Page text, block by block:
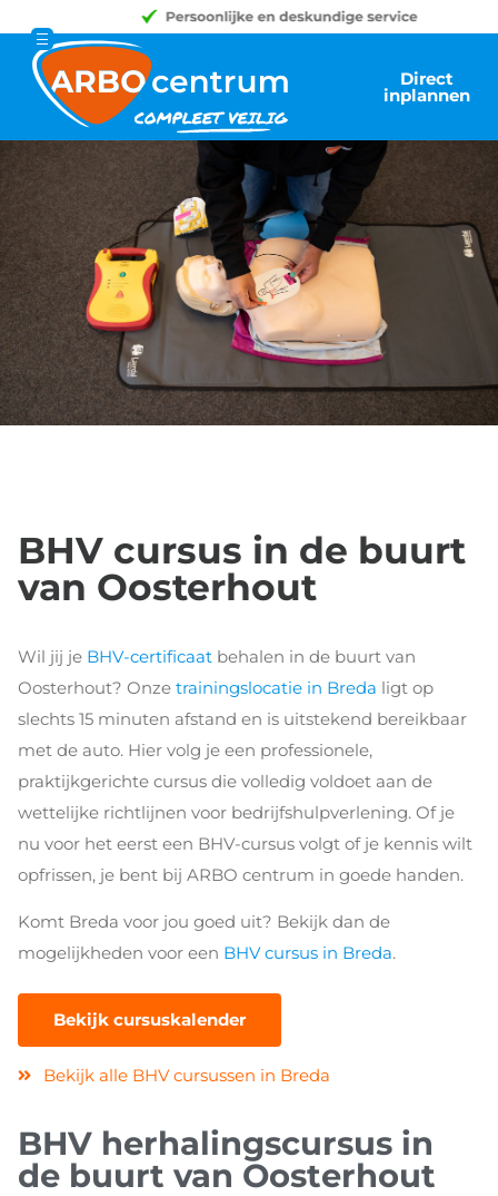
Direct
inplannen
BHV cursus in de buurt
van Oosterhout
Wil jij je BHV-certificaat behalen in de buurt van
Oosterhout? Onze trainingslocatie in Breda ligt op
slechts 15 minuten afstand en is uitstekend bereikbaar
met de auto. Hier volg je een professionele,
praktijkgerichte cursus die volledig voldoet aan de
wettelijke richtlijnen voor bedrijfshulpverlening. Of je
nu voor het eerst een BHV-cursus volgt of je kennis wilt
opfrissen, je bent bij ARBO centrum in goede handen.
Komt Breda voor jou goed uit? Bekijk dan de
mogelijkheden voor een BHV cursus in Breda.
Bekijk cursuskalender
Bekijk alle BHV cursussen in Breda
BHV herhalingscursus in
de buurt van Oosterhout